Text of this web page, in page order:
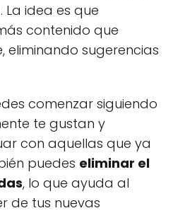
La idea es que
contenido que
eliminando sugerencias
comenzar siguiendo
te gustan y
con aquellas que ya
puedes eliminar el
, lo que ayuda al
de tus nuevas